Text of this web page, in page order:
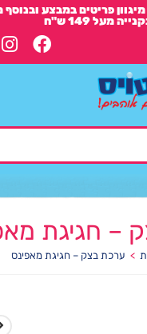
חייגו 03-9368033 מיגוון פריטים במבצע
מעל 149 ש"ח
– חגיגת
> ערכת בצק – חגיגת מאפינס